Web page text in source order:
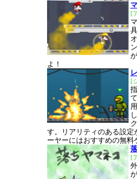
[
よ！
[
す。リアリティのある設定
ーヤーにはおすすめの無料
[